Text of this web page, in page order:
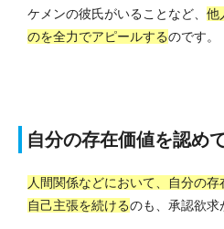
ケメンの彼氏がいることなど、 他
のを全力でアピールするのです。
自分の存在価値を認め
人間関係などにおいて、自分の
自己主張を続けるのも、承認欲求